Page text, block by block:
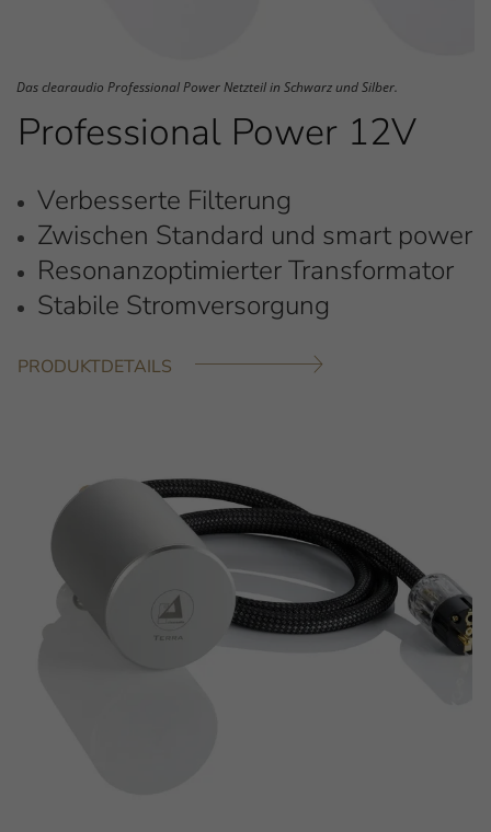
Das clearaudio Professional Power Netzteil in Schwarz und Silber.
Professional Power 12V
Verbesserte Filterung
Zwischen Standard und smart power
Resonanzoptimierter Transformator
Stabile Stromversorgung
PRODUKTDETAILS